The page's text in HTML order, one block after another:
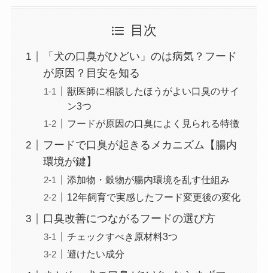
目次
「犬の口臭がひどい」のは病気？フード
が原因？目安を知る
獣医師に相談したほうがよい口臭のサイ
ン3つ
フードが原因の口臭によく見られる特徴
フードで口臭が起きるメカニズム【腸内
環境が鍵】
添加物・穀物が腸内環境を乱す仕組み
12年飼育で実感したフード変更後の変化
口臭改善につながるフードの選び方
チェックすべき原材料3つ
避けたい成分